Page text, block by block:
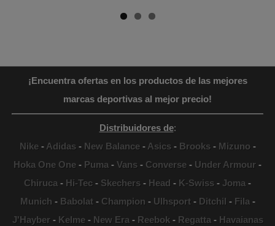
¡Encuentra ofertas en los productos de las mejores
marcas deportivas al mejor precio!
Distribuidores de:
Nike- Adidas- New Balance- Asics- Brooks- Mizuno-
Hoka One One - Puma - Vans - Converse - Under Armour -
Chiruca - Hi-Tec - Skechers - Head - K-Swiss - Joma -
Munich - Babolat- Champion - Ulhsport- Ditchil - Fila-
J'Hayber- Kelme- New Era- Reebok- Regatta- Havaianas